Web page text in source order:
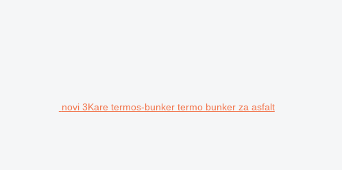
novi 3Kare termos-bunker termo bunker za asfalt